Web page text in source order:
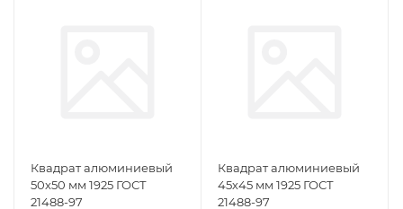
Квадрат алюминиевый
50х50 мм 1925 ГОСТ
21488-97
Квадрат алюминиевый
45х45 мм 1925 ГОСТ
21488-97